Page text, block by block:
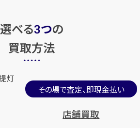
選べる3つの
買取方法
その場で査定、即現金払い
店舗買取